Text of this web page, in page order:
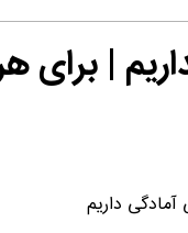
| برای